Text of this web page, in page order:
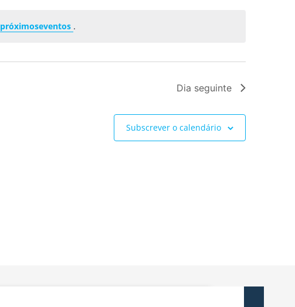
próximoseventos .
Dia seguinte
Subscrever o calendário